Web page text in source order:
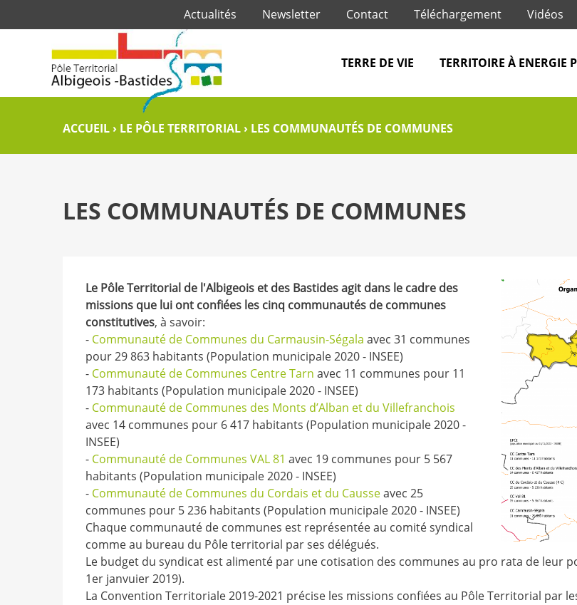
Jump to navigation
Actualités Newsletter Contact Téléchargement Vidéos
TERRE DE VIE TERRITOIRE À ENERGIE
ACCUEIL › LE PÔLE TERRITORIAL › LES COMMUNAUTÉS DE COMMUNES
LES COMMUNAUTÉS DE COMMUNES
Le Pôle Territorial de l'Albigeois et des Bastides agit dans le cadre des
missions que lui ont confiées les cinq communautés de communes
constitutives, à savoir:
- Communauté de Communes du Carmausin-Ségala avec 31 communes
pour 29 863 habitants (Population municipale 2020 - INSEE)
- Communauté de Communes Centre Tarn avec 11 communes pour 11
173 habitants (Population municipale 2020 - INSEE)
- Communauté de Communes des Monts d’Alban et du Villefranchois
avec 14 communes pour 6 417 habitants (Population municipale 2020 -
INSEE)
- Communauté de Communes VAL 81 avec 19 communes pour 5 567
habitants (Population municipale 2020 - INSEE)
- Communauté de Communes du Cordais et du Causseavec 25
communes pour 5 236 habitants (Population municipale 2020 - INSEE)
Chaque communauté de communes est représentée au comité syndical
comme au bureau du Pôle territorial par ses délégués.
Le budget du syndicat est alimenté par une cotisation des communes au pro rata de leur
1er janvuier 2019).
La Convention Territoriale 2019-2021 précise les missions confiées au Pôle Territorial par